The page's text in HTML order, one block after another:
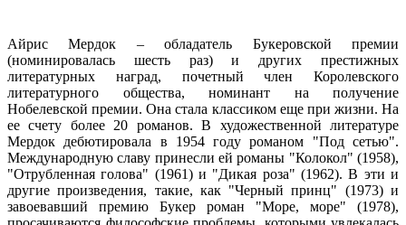
Айрис Мердок – обладатель Букеровской премии
(номинировалась шесть раз) и других престижных
литературных наград, почетный член Королевского
литературного общества, номинант на получение
Нобелевской премии. Она стала классиком еще при жизни. На
ее счету более 20 романов. В художественной литературе
Мердок дебютировала в 1954 году романом "Под сетью".
Международную славу принесли ей романы "Колокол" (1958),
"Отрубленная голова" (1961) и "Дикая роза" (1962). В эти и
другие произведения, такие, как "Черный принц" (1973) и
завоевавший премию Букер роман "Море, море" (1978),